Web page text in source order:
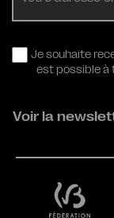
Je souhaite
est possible à
Voir la